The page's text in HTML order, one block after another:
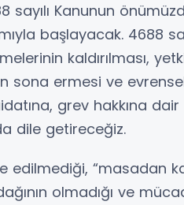
sayılı Kanunun
başlayacak. 4688
kaldırılması,
sona ermesi ve
grev hakkına
dile getireceğiz.
edilmediği, “masadan
olmadığı ve